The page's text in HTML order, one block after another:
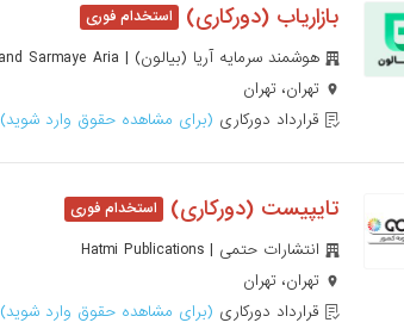
بازاریاب (دورکاری)
هوشمند سرمایه آریا (بیالون) | Hooshmand Sarmaye Aria
تهران، تهران
قرارداد دورکاری (برای مشاهده حقوق وارد شوید)
تایپیست (دورکاری)
انتشارات حتمی | Hatmi Publications
تهران، تهران
قرارداد دورکاری (برای مشاهده حقوق وارد شوید)